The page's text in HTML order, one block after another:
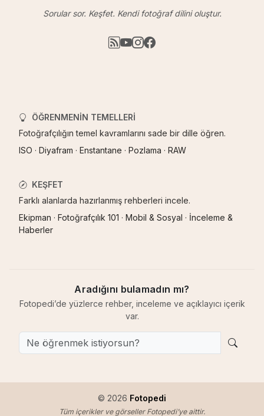
Sorular sor. Keşfet. Kendi fotoğraf dilini oluştur.
ÖĞRENMENIN TEMELLERI
Fotoğrafçılığın temel kavramlarını sade bir dille öğren.
ISO · Diyafram · Enstantane · Pozlama · RAW
KEŞFET
Farklı alanlarda hazırlanmış rehberleri incele.
Ekipman · Fotoğrafçılık 101 · Mobil & Sosyal · İnceleme &
Haberler
Aradığını bulamadın mı?
Fotopedi’de yüzlerce rehber, inceleme ve açıklayıcı içerik
var.
© 2026 Fotopedi
Tüm içerikler ve görseller Fotopedi’ye aittir.